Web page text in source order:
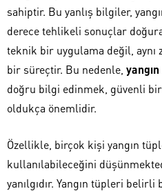
sahiptir. Bu yanlış bilgiler,
derece tehlikeli sonuçlar
teknik bir uygulama değil, aynı
bir süreçtir. Bu nedenle,
doğru bilgi edinmek, güvenli
oldukça önemlidir.
Özellikle, birçok kişi yangın
kullanılabileceğini
yanılgıdır. Yangın tüpleri